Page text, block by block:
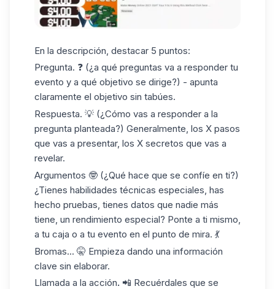
En la descripción, destacar 5 puntos:
Pregunta. ❓ (¿a qué preguntas va a responder tu
evento y a qué objetivo se dirige?) - apunta
claramente el objetivo sin tabúes.
Respuesta. 💡 (¿Cómo vas a responder a la
pregunta planteada?) Generalmente, los X pasos
que vas a presentar, los X secretos que vas a
revelar.
Argumentos 🤓 (¿Qué hace que se confíe en ti?)
¿Tienes habilidades técnicas especiales, has
hecho pruebas, tienes datos que nadie más
tiene, un rendimiento especial? Ponte a ti mismo,
a tu caja o a tu evento en el punto de mira. 💃
Bromas... 🤫 Empieza dando una información
clave sin elaborar.
Llamada a la acción. 📲 Recuérdales que se